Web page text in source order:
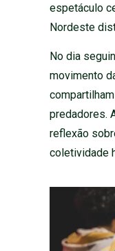
espetáculo
Nordeste
No dia
movimento
predadores.
reflexão
coletividade